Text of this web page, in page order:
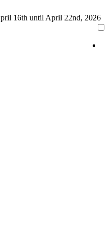
16th until April 22nd, 2026